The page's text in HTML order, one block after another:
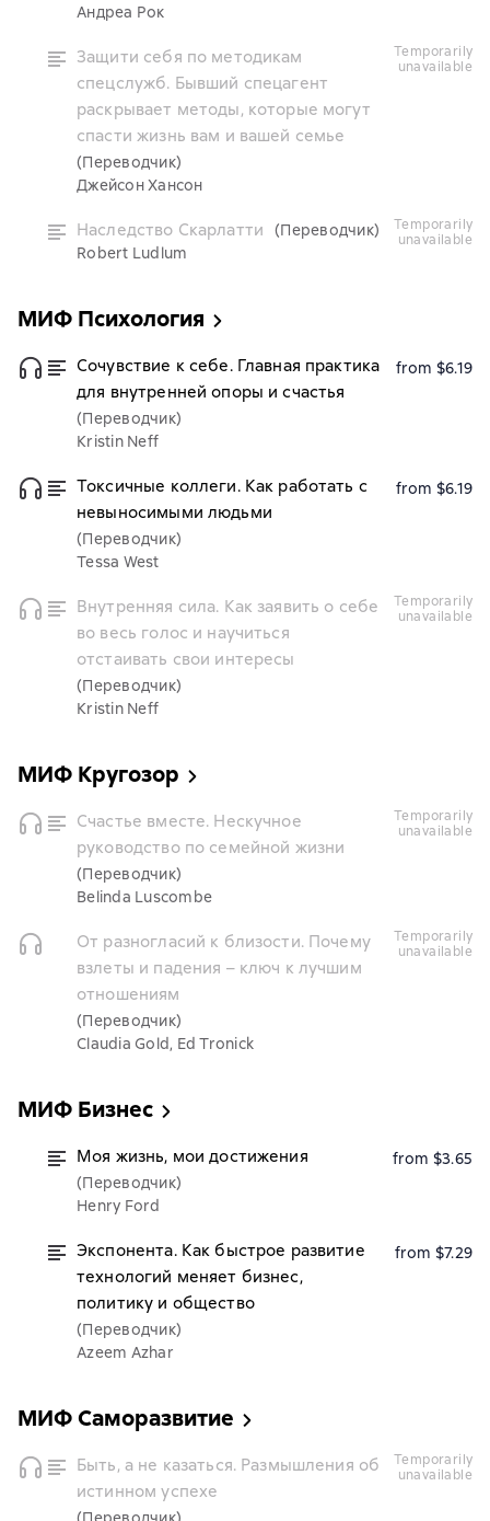
Андреа Рок
Защити себя по методикам
спецслужб. Бывший спецагент
раскрывает методы, которые могут
спасти жизнь вам и вашей семье
(Переводчик)
Джейсон Хансон
temporarily
unavailable
Наследство Скарлатти
(Переводчик)
Robert Ludlum
temporarily
unavailable
МИФ Психология
Сочувствие к себе. Главная практика
для внутренней опоры и счастья
(Переводчик)
Kristin Neff
from $6.19
Токсичные коллеги. Как работать с
невыносимыми людьми
(Переводчик)
Tessa West
from $6.19
Внутренняя сила. Как заявить о себе
во весь голос и научиться
отстаивать свои интересы
(Переводчик)
Kristin Neff
temporarily
unavailable
МИФ Кругозор
Счастье вместе. Нескучное
руководство по семейной жизни
(Переводчик)
Belinda Luscombe
temporarily
unavailable
От разногласий к близости. Почему
взлеты и падения – ключ к лучшим
отношениям
(Переводчик)
Claudia Gold, Ed Tronick
temporarily
unavailable
МИФ Бизнес
Моя жизнь, мои достижения
(Переводчик)
Henry Ford
from $3.65
Экспонента. Как быстрое развитие
технологий меняет бизнес,
политику и общество
(Переводчик)
Azeem Azhar
from $7.29
МИФ Саморазвитие
Быть, а не казаться. Размышления об
истинном успехе
temporarily
unavailable